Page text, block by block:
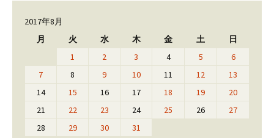
2017年8月
月
火 水 木 金 土 日
1 2 3 4 5
6
7
8 9 10 11 12
13
14
15 16 17 18 19
20
21
22 23 24 25 26
27
28
29 30 31